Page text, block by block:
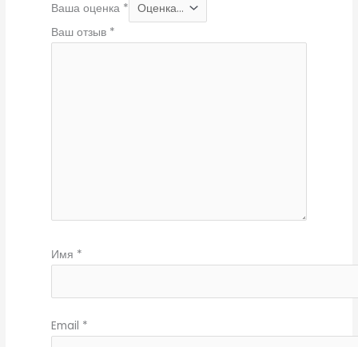
Ваша оценка *
Ваш отзыв *
Имя *
Email *